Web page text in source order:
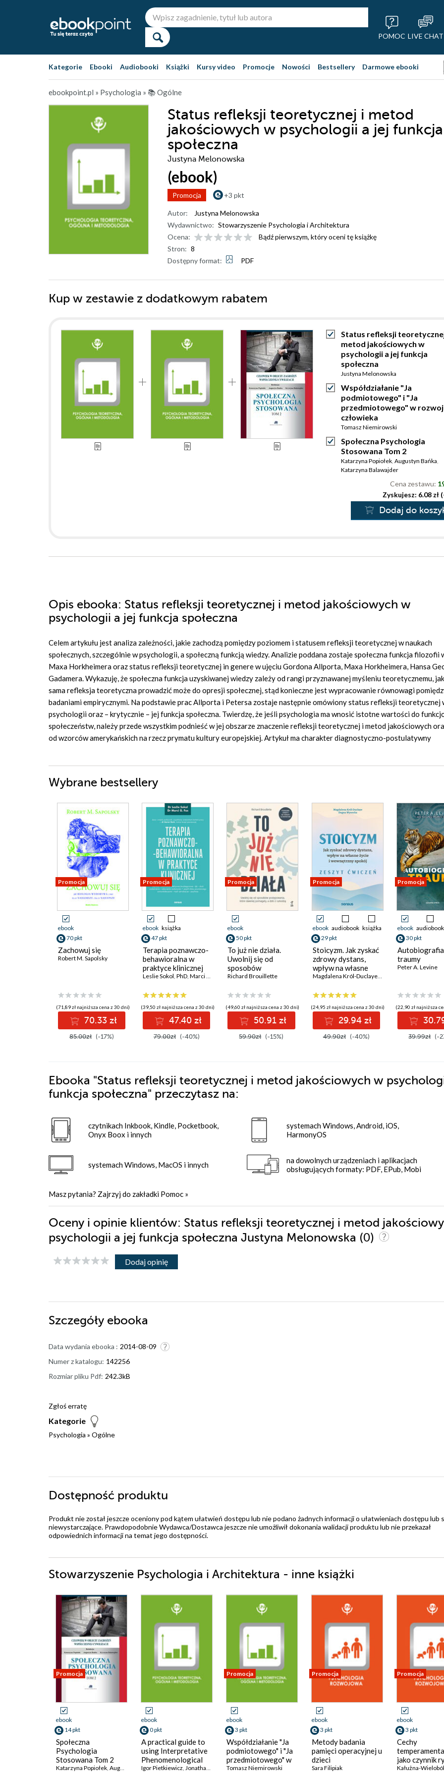
POMOC LIVE CHAT
Kategorie Ebooki Audiobooki Książki Kursy video Promocje Nowości Bestsellery Darmowe ebooki
ebookpoint.pl » Psychologia » 📚 Ogólne
Status refleksji teoretycznej i metod
jakościowych w psychologii a jej funkcja
społeczna
Justyna Melonowska
(ebook)
Promocja +3 pkt
Autor:
Justyna Melonowska
Wydawnictwo: Stowarzyszenie Psychologia i Architektura
Ocena:
Bądź pierwszym, który oceni tę książkę
Stron: 8
Dostępny format:
PDF
Kup w zestawie z dodatkowym rabatem
Status refleksji
metod jakościowych w
psychologii a jej funkcja
społeczna
Justyna Melonowska
Współdziałanie "Ja
podmiotowego" i "Ja
przedmiotowego" w
człowieka
Tomasz Niemirowski
Społeczna Psychologia
Stosowana Tom 2
Katarzyna Popiołek, Augustyn Bańka,
Katarzyna Balawajder
Cena zestawu:
Zyskujesz: 6.08 zł
Dodaj do
Opis ebooka: Status refleksji teoretycznej i metod jakościowych w
psychologii a jej funkcja społeczna
Celem artykułu jest analiza zależności, jakie zachodzą pomiędzy poziomem i statusem refleksji teoretycznej w naukach
społecznych, szczególnie w psychologii, a społeczną funkcją wiedzy. Analizie poddana zostaje społeczna funkcja filozofii
Maxa Horkheimera oraz status refleksji teoretycznej in genere w ujęciu Gordona Allporta, Maxa Horkheimera, Hansa
Gadamera. Wykazuję, że społeczna funkcja uzyskiwanej wiedzy zależy od rangi przyznawanej myśleniu teoretycznemu,
sama refleksja teoretyczna prowadzić może do opresji społecznej, stąd konieczne jest wypracowanie równowagi
badaniami empirycznymi. Na podstawie prac Allporta i Petersa zostaje następnie omówiony status refleksji teoretycznej
psychologii oraz – krytycznie – jej funkcja społeczna. Twierdzę, że jeśli psychologia ma wnosić istotne wartości do
społeczeństw, należy przede wszystkim podnieść w jej obszarze znaczenie refleksji teoretycznej i metod jakościowych
od wzorców amerykańskich na rzecz prymatu kultury europejskiej. Artykuł ma charakter diagnostyczno-postulatywny
Wybrane bestsellery
Promocja
ebook
70 pkt
Zachowuj się
Robert M. Sapolsky
(71,89 zł najniższa cena z 30 dni)
70.33 zł
85.00zł (-17%)
Promocja
ebook książka
47 pkt
Terapia poznawczo-
behawioralna w
praktyce klinicznej
Leslie Sokol,PhD,Marci G. Fox PhD
(39,50 zł najniższa cena z 30 dni)
47.40 zł
79.00zł (-40%)
Promocja
ebook
50 pkt
To już nie działa.
Uwolnij się od
sposobów
postępowania, które
dziś ci szkodzą
Richard Brouillette
(49,60 zł najniższa cena z 30 dni)
50.91 zł
59.90zł (-15%)
Promocja
ebook audiobook książka
29 pkt
Stoicyzm. Jak zyskać
zdrowy dystans,
wpływ na własne
życie i wewnętrzny
ćwiczeń
Magdalena Król-Duclaye
,Dagna Wysocka
(24,95 zł najniższa cena z 30 dni)
29.94 zł
49.90zł (-40%)
Promocja
ebook audiobook
30 pkt
Autobiografia
traumy
Peter A. Levine
(22,90 zł najniższa
39.99zł (-
Ebooka "Status refleksji teoretycznej i metod jakościowych w
funkcja społeczna" przeczytasz na:
czytnikach Inkbook, Kindle, Pocketbook,
Onyx Boox i innych
systemach Windows, MacOS i innych
systemach Windows, Android, iOS,
HarmonyOS
na dowolnych urządzeniach i aplikacjach
obsługujących formaty: PDF, EPub, Mobi
Masz pytania? Zajrzyj do zakładki Pomoc »
Oceny i opinie klientów: Status refleksji teoretycznej i metod
psychologii a jej funkcja społeczna Justyna Melonowska (0)
Dodaj opinię
Szczegóły ebooka
Data wydania ebooka : 2014-08-09
Numer z katalogu: 142256
Rozmiar pliku Pdf: 242.3kB
Zgłoś erratę
Kategorie
Psychologia » Ogólne
Dostępność produktu
Produkt nie został jeszcze oceniony pod kątem ułatwień dostępu lub nie podano żadnych informacji o ułatwieniach dostępu lub
niewystarczające. Prawdopodobnie Wydawca/Dostawca jeszcze nie umożliwił dokonania walidacji produktu lub nie przekazał
odpowiednich informacji na temat jego dostępności.
Stowarzyszenie Psychologia i Architektura - inne książki
Promocja
ebook
14 pkt
Społeczna
Psychologia
Stosowana Tom 2
Katarzyna Popiołek, Augustyn Bańka ,Katarzyna Balawajder
ebook
0 pkt
A practical guide to
using Interpretative
Phenomenological
Analysis in
Igor Pietkiewicz, Jonathan A. Smith
Promocja
ebook
3 pkt
Współdziałanie "Ja
podmiotowego" i "Ja
przedmiotowego" w
rozwoju człowieka
Tomasz Niemirowski
Promocja
ebook
3 pkt
Metody badania
pamięci operacyjnej u
dzieci
przedszkolnych
Sara Filipiak
Promocja
ebook
3 pkt
Cechy
jako czynnik
Kałużna-